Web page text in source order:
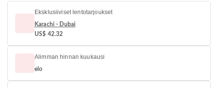
Eksklusiiviset lentotarjoukset
Karachi - Dubai
US$ 42.32
Alimman hinnan kuukausi
elo